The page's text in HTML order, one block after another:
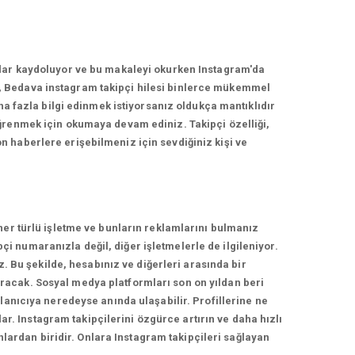
kaydoluyor ve bu makaleyi okurken Instagram'da
instagram takipçi hilesi binlerce mükemmel
fazla bilgi edinmek istiyorsanız oldukça mantıklıdır
için okumaya devam ediniz. Takipçi özelliği,
haberlere erişebilmeniz için sevdiğiniz kişi ve
türlü işletme ve bunların reklamlarını bulmanız
numaranızla değil, diğer işletmelerle de ilgileniyor.
şekilde, hesabınız ve diğerleri arasında bir
Sosyal medya platformları son on yıldan beri
neredeyse anında ulaşabilir. Profillerine ne
Instagram takipçilerini özgürce artırın ve daha hızlı
biridir. Onlara Instagram takipçileri sağlayan